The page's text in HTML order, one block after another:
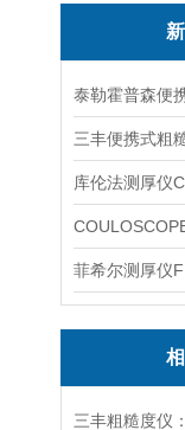
三丰便携式粗